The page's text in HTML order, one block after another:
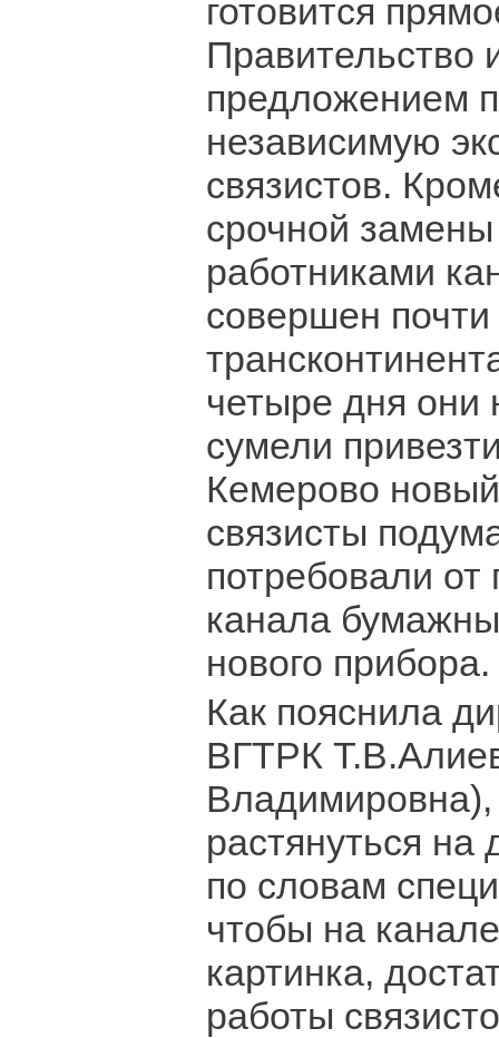
готовится
Правительство
предложением
независимую
связистов.
срочной
работниками
совершен почти
четыре дня они
сумели
Кемерово
связисты
потребовали от
канала
нового прибора.
Как пояснила
ВГТРК
растянуться
по словам
чтобы на
картинка,
работы